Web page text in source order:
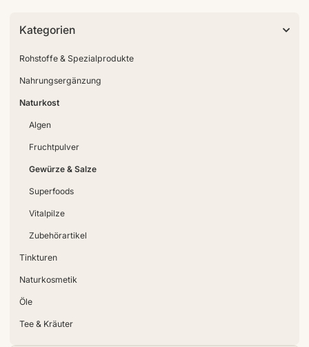
Kategorien
Rohstoffe & Spezialprodukte
Nahrungsergänzung
Naturkost
Algen
Fruchtpulver
Gewürze & Salze
Superfoods
Vitalpilze
Zubehörartikel
Tinkturen
Naturkosmetik
Öle
Tee & Kräuter